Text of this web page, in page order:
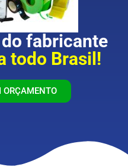
fabricante
todo Brasil!
ORÇAMENTO